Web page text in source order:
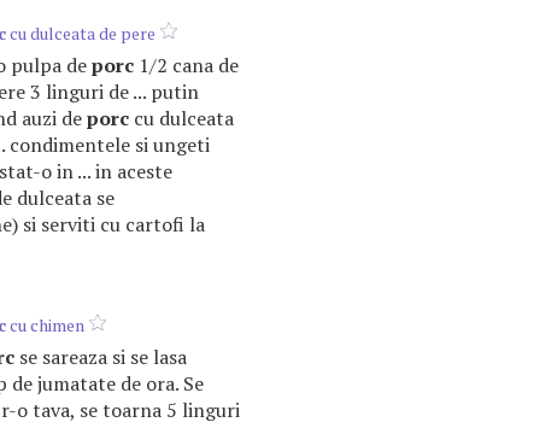
cu dulceata de pere
pulpa deporc 1/2 cana de
3 linguri de ... putin
auzi deporc cu dulceata
condimentele si ungeti
o in ... in aceste
dulceata se
si serviti cu cartofi la
cu chimen
se sareaza si se lasa
jumatate de ora. Se
o tava, se toarna 5 linguri